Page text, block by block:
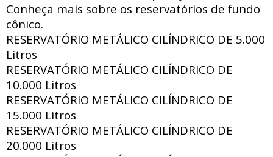
Conheça mais sobre os reservatórios de fundo
cônico.
RESERVATÓRIO METÁLICO CILÍNDRICO DE 5.000
Litros
RESERVATÓRIO METÁLICO CILÍNDRICO DE
10.000 Litros
RESERVATÓRIO METÁLICO CILÍNDRICO DE
15.000 Litros
RESERVATÓRIO METÁLICO CILÍNDRICO DE
20.000 Litros